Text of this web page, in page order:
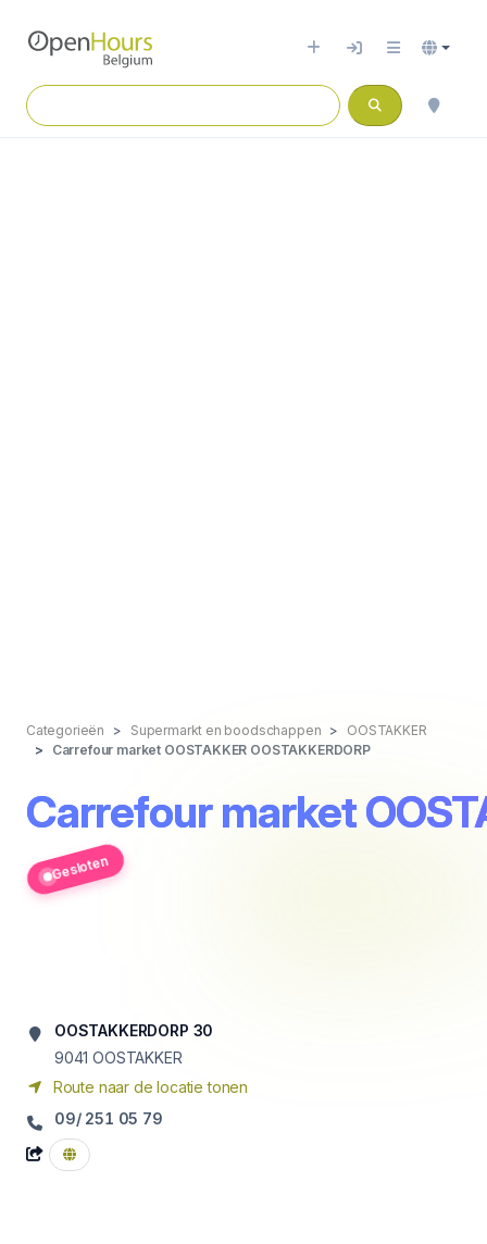
Categorieën Supermarkt en boodschappen
OOSTAKKER
Carrefour market OOSTAKKER OOSTAKKERDORP
Carrefour market
Gesloten
OOSTAKKERDORP 30
9041 OOSTAKKER
Route naar de locatie tonen
09/ 251 05 79